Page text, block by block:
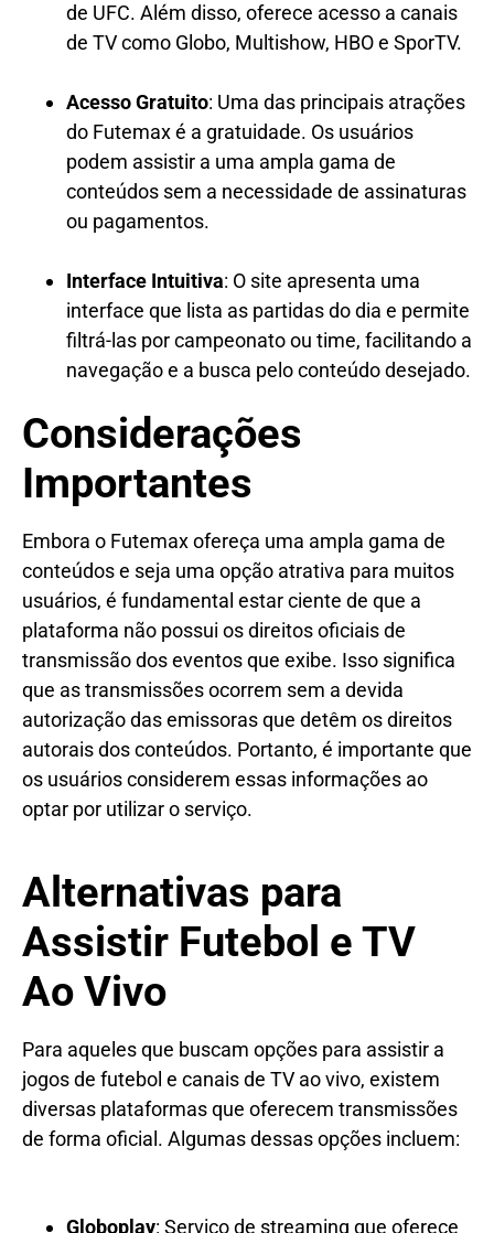
de UFC. Além disso, oferece acesso a canais
de TV como Globo, Multishow, HBO e SporTV.
Acesso Gratuito: Uma das principais atrações
do Futemax é a gratuidade. Os usuários
podem assistir a uma ampla gama de
conteúdos sem a necessidade de assinaturas
ou pagamentos.
Interface Intuitiva: O site apresenta uma
interface que lista as partidas do dia e permite
filtrá-las por campeonato ou time, facilitando a
navegação e a busca pelo conteúdo desejado.
Considerações
Importantes
Embora o Futemax ofereça uma ampla gama de
conteúdos e seja uma opção atrativa para muitos
usuários, é fundamental estar ciente de que a
plataforma não possui os direitos oficiais de
transmissão dos eventos que exibe. Isso significa
que as transmissões ocorrem sem a devida
autorização das emissoras que detêm os direitos
autorais dos conteúdos. Portanto, é importante que
os usuários considerem essas informações ao
optar por utilizar o serviço.
Alternativas para
Assistir Futebol e TV
Ao Vivo
Para aqueles que buscam opções para assistir a
jogos de futebol e canais de TV ao vivo, existem
diversas plataformas que oferecem transmissões
de forma oficial. Algumas dessas opções incluem:
Globoplay: Serviço de streaming que oferece